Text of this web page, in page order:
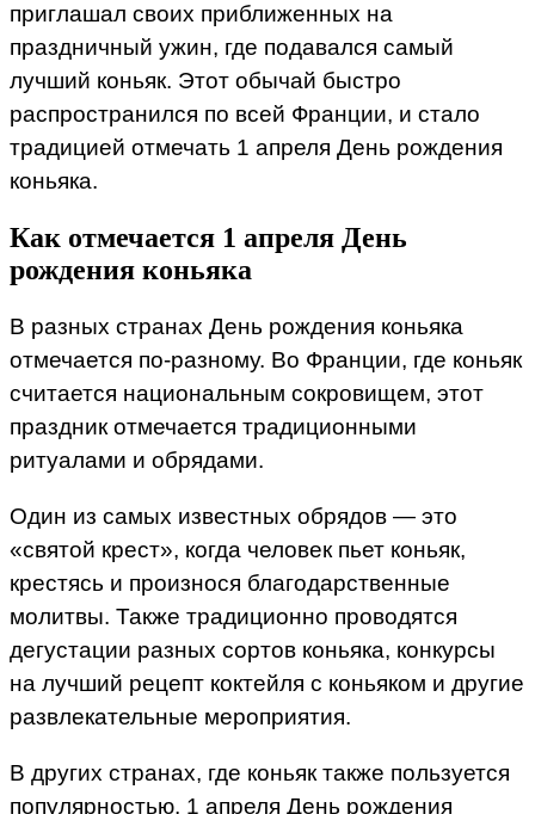
приглашал своих приближенных на
праздничный ужин, где подавался самый
лучший коньяк. Этот обычай быстро
распространился по всей Франции, и стало
традицией отмечать 1 апреля День рождения
коньяка.
Как отмечается 1 апреля День
рождения коньяка
В разных странах День рождения коньяка
отмечается по-разному. Во Франции, где коньяк
считается национальным сокровищем, этот
праздник отмечается традиционными
ритуалами и обрядами.
Один из самых известных обрядов — это
«святой крест», когда человек пьет коньяк,
крестясь и произнося благодарственные
молитвы. Также традиционно проводятся
дегустации разных сортов коньяка, конкурсы
на лучший рецепт коктейля с коньяком и другие
развлекательные мероприятия.
В других странах, где коньяк также пользуется
популярностью, 1 апреля День рождения